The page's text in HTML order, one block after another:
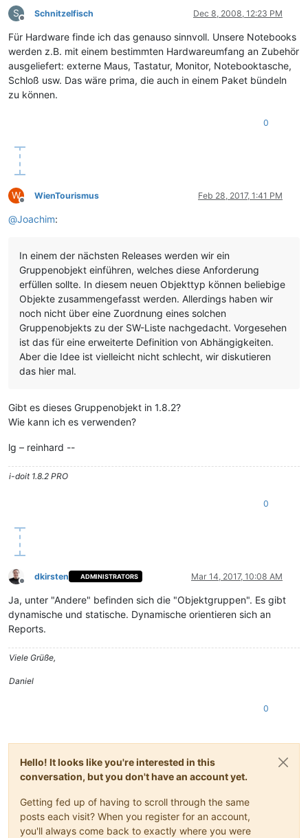
S
Offline
Schnitzelfisch Dec 8, 2008, 12:23 PM
Für Hardware finde ich das genauso sinnvoll. Unsere Notebooks
werden z.B. mit einem bestimmten Hardwareumfang an Zubehör
ausgeliefert: externe Maus, Tastatur, Monitor, Notebooktasche,
Schloß usw. Das wäre prima, die auch in einem Paket bündeln
zu können.
0
W
Offline
WienTourismus Feb 28, 2017, 1:41 PM
@Joachim:
In einem der nächsten Releases werden wir ein
Gruppenobjekt einführen, welches diese Anforderung
erfüllen sollte. In diesem neuen Objekttyp können beliebige
Objekte zusammengefasst werden. Allerdings haben wir
noch nicht über eine Zuordnung eines solchen
Gruppenobjekts zu der SW-Liste nachgedacht. Vorgesehen
ist das für eine erweiterte Definition von Abhängigkeiten.
Aber die Idee ist vielleicht nicht schlecht, wir diskutieren
das hier mal.
Gibt es dieses Gruppenobjekt in 1.8.2?
Wie kann ich es verwenden?
lg – reinhard --
i-doit 1.8.2 PRO
0
Offline
dkirsten ADMINISTRATORS Mar 14, 2017, 10:08 AM
Ja, unter "Andere" befinden sich die "Objektgruppen". Es gibt
dynamische und statische. Dynamische orientieren sich an
Reports.
Viele Grüße,
Daniel
0
Hello! It looks like you're interested in this
conversation, but you don't have an account yet.
Getting fed up of having to scroll through the same
posts each visit? When you register for an account,
you'll always come back to exactly where you were